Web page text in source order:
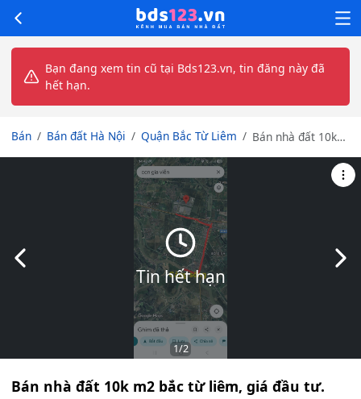
Bạn đang xem tin cũ tại Bds123.vn, tin đăng này đã
hết hạn.
Bán Bán đất Hà Nội Quận Bắc Từ Liêm
Bán nhà đất 10k
Tin hết hạn
Slide trước
1/2
Bán nhà đất 10k m2 bắc từ liêm, giá đầu tư.